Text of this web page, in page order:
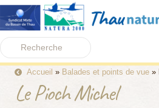
Accueil » Balades et points de vue »
Le Pioch Michel